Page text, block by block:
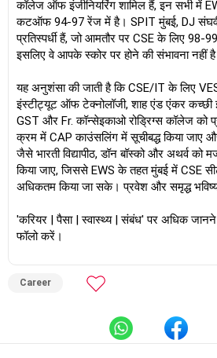
कॉलेज ऑफ इंजीनियरिंग शामिल हैं, इन सभी में
कटऑफ 94-97 रेंज में है। SPIT मुंबई, DJ
प्रतिस्पर्धी हैं, जो आमतौर पर CSE के लिए 98-
इसलिए वे आपके स्कोर पर होने की संभावना नहीं
यह अनुशंसा की जाती है कि CSE/IT के लिए
इंस्टीट्यूट ऑफ टेक्नोलॉजी, शाह एंड एंकर कच्छी
GST और Fr. कॉन्सेइकाओ रोड्रिग्स कॉलेज को
क्रम में CAP काउंसलिंग में सूचीबद्ध किया जाए
जैसे भारती विद्यापीठ, डॉन बॉस्को और अथर्व
किया जाए, जिससे EWS के तहत मुंबई में CSE
अधिकतम किया जा सके। प्रवेश और समृद्ध
'करियर | पैसा | स्वास्थ्य | संबंध' पर अधिक
फॉलो करें।
Career